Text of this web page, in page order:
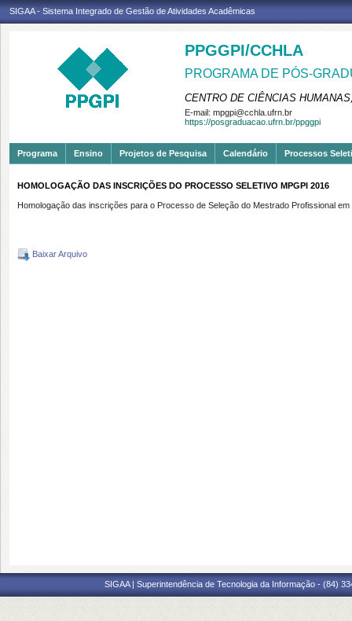
SIGAA - Sistema Integrado de Gestão de Atividades Acadêmicas
PPGGPI/CCHLA
PROGRAMA DE PÓS-
CENTRO DE CIÊNCIAS
E-mail: mpgpi@cchla.ufrn.br
https://posgraduacao.ufrn.br/ppggpi
Programa Ensino Projetos de Pesquisa Calendário Processos
HOMOLOGAÇÃO DAS INSCRIÇÕES DO PROCESSO SELETIVO MPGPI 2016
Homologação das inscrições para o Processo de Seleção do Mestrado Profissional
Baixar Arquivo
SIGAA | Superintendência de Tecnologia da Informação - (84)